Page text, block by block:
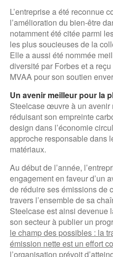
L’entreprise a été reconnue
l’amélioration du bien-être
notamment été citée parmi
les plus soucieuses de la
Elle a aussi été nommée
diversité par Forbes et a
MVAA pour son soutien
Un avenir meilleur pour la
Steelcase œuvre à un avenir
réduisant son empreinte
design dans l’économie
approche responsable dans
matériaux.
Au début de l’année,
engagement en faveur d’un
de réduire ses émissions de
travers l’ensemble de sa
Steelcase est ainsi devenue
son secteur à publier un
le champ des possibles : la
émission nette est un effort
l’organisation prévoit